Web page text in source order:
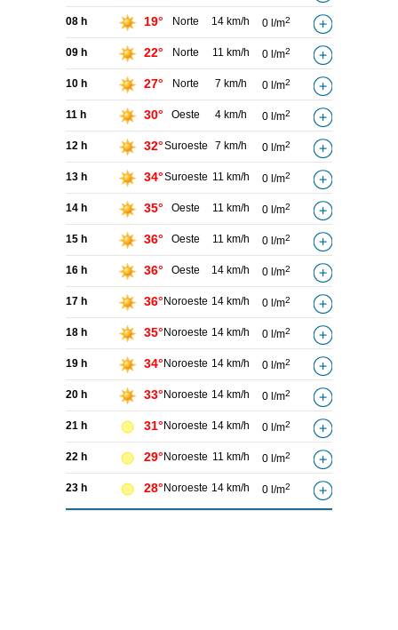
08 h 19° Norte 14 km/h 0 l/m2
09 h 22° Norte 11 km/h 0 l/m2
10 h 27° Norte 7 km/h 0 l/m2
11 h 30° Oeste 4 km/h 0 l/m2
12 h 32°Suroeste 7 km/h 0 l/m2
13 h 34°Suroeste 11 km/h 0 l/m2
14 h 35° Oeste 11 km/h 0 l/m2
15 h 36° Oeste 11 km/h 0 l/m2
16 h 36° Oeste 14 km/h 0 l/m2
17 h 36° Noroeste 14 km/h 0 l/m2
18 h 35° Noroeste 14 km/h 0 l/m2
19 h 34° Noroeste 14 km/h 0 l/m2
20 h 33° Noroeste 14 km/h 0 l/m2
21 h 31° Noroeste 14 km/h 0 l/m2
22 h 29° Noroeste 11 km/h 0 l/m2
23 h 28° Noroeste 14 km/h 0 l/m2